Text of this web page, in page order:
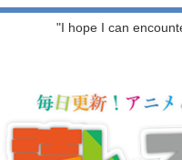
"I hope I can